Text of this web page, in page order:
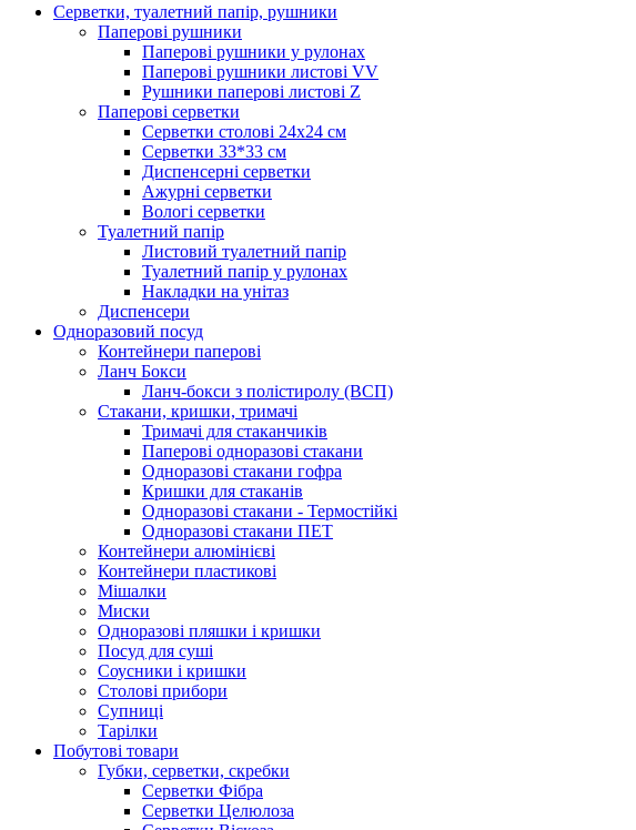
Серветки, туалетний папір, рушники
Паперові рушники
Паперові рушники у рулонах
Паперові рушники листові VV
Рушники паперові листові Z
Паперові серветки
Серветки столові 24х24 см
Серветки 33*33 см
Диспенсерні серветки
Ажурні серветки
Вологі серветки
Туалетний папір
Листовий туалетний папір
Туалетний папір у рулонах
Накладки на унітаз
Диспенсери
Одноразовий посуд
Контейнери паперові
Ланч Бокси
Ланч-бокси з полістиролу (ВСП)
Стакани, кришки, тримачі
Тримачі для стаканчиків
Паперові одноразові стакани
Одноразові стакани гофра
Кришки для стаканів
Одноразові стакани - Термостійкі
Одноразові стакани ПЕТ
Контейнери алюмінієві
Контейнери пластикові
Мішалки
Миски
Одноразові пляшки і кришки
Посуд для суші
Соусники і кришки
Столові прибори
Супниці
Тарілки
Побутові товари
Губки, серветки, скребки
Серветки Фібра
Серветки Целюлоза